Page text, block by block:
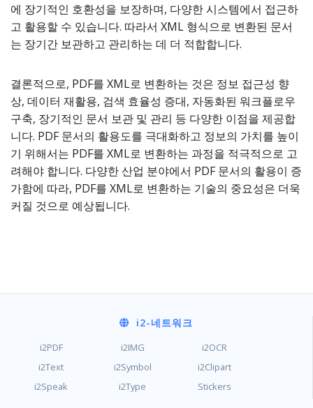
에 장기적인 호환성을 보장하며, 다양한 시스템에서 접근하
고 활용할 수 있습니다. 따라서 XML 형식으로 변환된 문서
는 장기간 보관하고 관리하는 데 더 적합합니다.
결론적으로, PDF를 XML로 변환하는 것은 정보 접근성 향
상, 데이터 재활용, 검색 효율성 증대, 자동화된 워크플로우
구축, 장기적인 문서 보관 및 관리 등 다양한 이점을 제공합
니다. PDF 문서의 활용도를 극대화하고 정보의 가치를 높이
기 위해서는 PDF를 XML로 변환하는 과정을 적극적으로 고
려해야 합니다. 다양한 산업 분야에서 PDF 문서의 활용이 증
가함에 따라, PDF를 XML로 변환하는 기술의 중요성은 더욱
커질 것으로 예상됩니다.
i2-네트워크
i2PDF i2IMG
i2OCR
i2Text
i2Symbol
i2Clipart
i2Speak
i2Type Stickers